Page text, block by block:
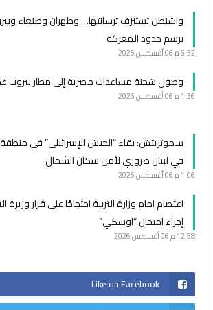
واشنطن تستنزف ترسانتها… وطهران وصنعاء
ترسم حدود المعركة
6:32 م 06 أغسطس 2026
وصول شحنة مساعدات مصرية إلى مطار بيروت
1:36 م 06 أغسطس 2026
سموتريتش: بقاء “الجيش الإسرائيلي” في منطقة
في لبنان ضروري لأمن سكان الشمال
1:06 م 06 أغسطس 2026
اعتصام امام وزارة التربية احتجاجًا على قرار وزيرة
إجراء امتحان “اوسكي”
12:58 م 06 أغسطس 2026
Like on Facebook